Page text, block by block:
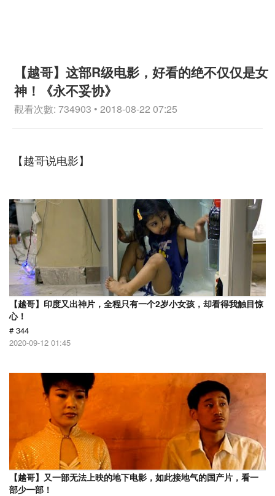
【越哥】这部R级电影，好看的绝不仅仅是女
神！《永不妥协》
觀看次數: 734903 • 2018-08-22 07:25
【越哥说电影】
【越哥】印度又出神片，全程只有一个2岁小女孩，却看得我触目惊
心！
# 344
2020-09-12 01:45
【越哥】又一部无法上映的地下电影，如此接地气的国产片，看一
部少一部！